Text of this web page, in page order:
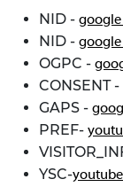
NID - google
NID - google
OGPC -
CONSENT -
GAPS -
PREF-
YSC-